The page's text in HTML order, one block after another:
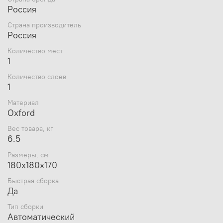
Быстросборный каркас из дюралевого прутка
диаметром 8 мм. Все соединительные узлы
металлические.
Тент из ткани с водоотталкивающей пропиткой
Oxford 210Т 1000PU выдерживает 1000мм
водяного столба
Тент пошит прочными армированными нитками
двойным швом.
КОМФОРТ
Россия
Страна производитель
Россия
Количество мест
1
Количество слоев
1
Материал
Oxford
Вес товара, кг
6.5
Размеры, см
180х180х170
Быстрая сборка
Да
Тип сборки
Автоматический